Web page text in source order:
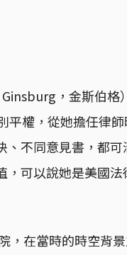
，金斯伯格
平權，從她擔任律
不同意見書，都
可以說她是美國
，在當時的時空背